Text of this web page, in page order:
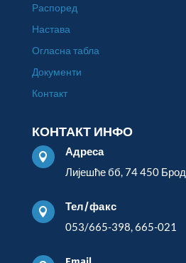
Распоред
Настава
Огласна табла
Документи
Контакт
КОНТАКТ ИНФО

Адреса
Лијешће бб, 74 450 Брод

Тел/факс
053/665-398, 665-021